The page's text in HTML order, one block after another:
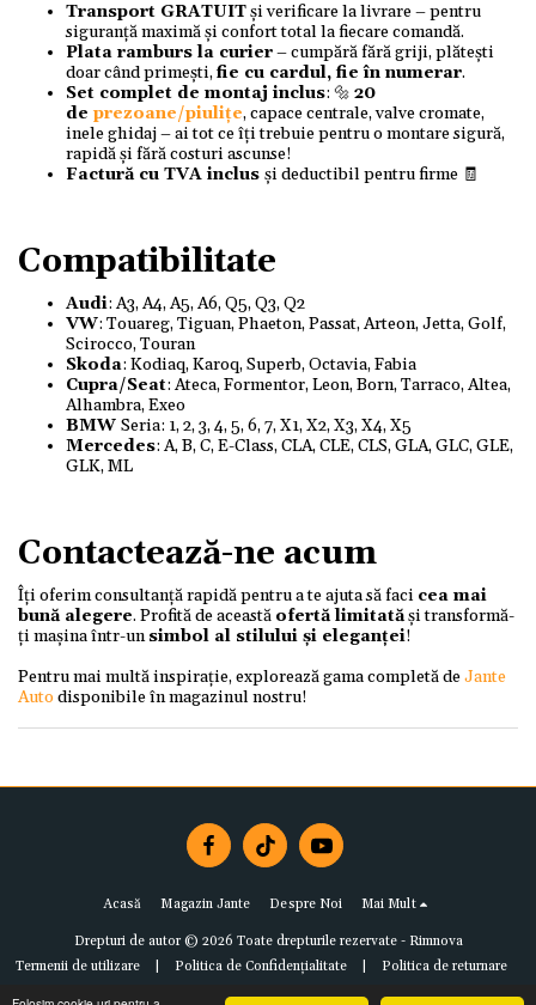
Transport GRATUITși verificare la livrare – pentru
siguranță maximă și confort total la fiecare comandă.
Plata ramburs la curier– cumpără fără griji, plătești
doar când primești,fie cu cardul, fie în numerar.
Set complet de montaj inclus: 🔩 20
de prezoane/piulițe, capace centrale, valve cromate,
inele ghidaj – ai tot ce îți trebuie pentru o montare sigură,
rapidă și fără costuri ascunse!
Factură cu TVA inclus și deductibil pentru firme 🧾
Compatibilitate
Audi: A3, A4, A5, A6, Q5, Q3, Q2
VW: Touareg, Tiguan, Phaeton, Passat, Arteon, Jetta, Golf,
Scirocco, Touran
Skoda: Kodiaq, Karoq, Superb, Octavia, Fabia
Cupra/Seat: Ateca, Formentor, Leon, Born, Tarraco, Altea,
Alhambra, Exeo
BMW Seria: 1, 2, 3, 4, 5, 6, 7, X1, X2, X3, X4, X5
Mercedes: A, B, C, E-Class, CLA, CLE, CLS, GLA, GLC, GLE,
GLK, ML
Contactează-ne acum
Îți oferim consultanță rapidă pentru a te ajuta să faci cea mai
bună alegere. Profită de această ofertă limitatăși transformă-
ți mașina într-unsimbol al stilului și eleganței!
Pentru mai multă inspirație, explorează gama completă deJante
Autodisponibile în magazinul nostru!
Acasă Magazin Jante Despre Noi Mai Mult
Drepturi de autor © 2026 Toate drepturile rezervate - Rimnova
Termenii de utilizare| Politica de Confidențialitate| Politica de returnare